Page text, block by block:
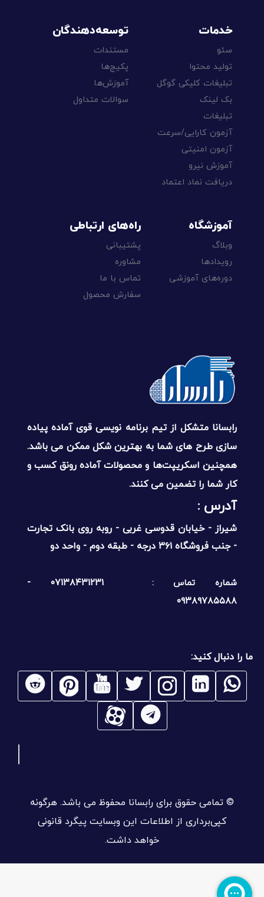
خدمات
سئو
تولید محتوا
تبلیغات کلیکی گوگل
بک لینک
تبلیغات
آزمون کارایی/سرعت
آزمون امنیتی
آموزش نیرو
دریافت نماد اعتماد
توسعه‌دهندگان
مستندات
پکیج‌ها
آموزش‌ها
سوالات متداول
آموزشگاه
وبلاگ
رویدادها
دوره‌های آموزشی
راه‌های ارتباطی
پشتیبانی
مشاوره
تماس با ما
سفارش محصول
رابسانا متشکل از تیم برنامه نویسی قوی آماده پیاده
سازی طرح های شما به بهترین شکل ممکن می باشد.
همچنین اسکریپت‌ها و محصولات آماده رونق کسب و
کار شما را تضمین می کنند.
آدرس :‌
شیراز - خیابان قدوسی غربی - روبه روی بانک تجارت
- جنب فروشگاه ۳۶۱ درجه - طبقه دوم - واحد دو
شماره تماس :
۰۷۱۳۸۴۳۱۲۳۱ -
۰۹۳۸۹۷۸۵۵۸۸
ما را دنبال کنید:
© تمامی حقوق برای رابسانا محفوظ می باشد. هرگونه
کپی‌برداری از اطلاعات این وبسایت پیگرد قانونی
خواهد داشت.